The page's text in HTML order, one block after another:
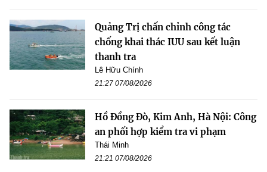
Quảng Trị chấn chỉnh công tác
chống khai thác IUU sau kết luận
thanh tra
Lê Hữu Chính
21:27 07/08/2026
Hồ Đồng Đò, Kim Anh, Hà Nội: Công
an phối hợp kiểm tra vi phạm
Thái Minh
21:21 07/08/2026